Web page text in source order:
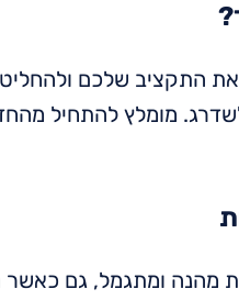
?
התקציב שלכם ולהחליט
מומלץ להתחיל
מהנה ומתגמל, גם